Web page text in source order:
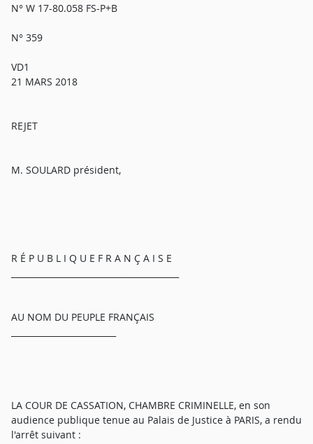
N° W 17-80.058 FS-P+B
N° 359
VD1
21 MARS 2018
REJET
M. SOULARD président,
R É P U B L I Q U E F R A N Ç A I S E
AU NOM DU PEUPLE FRANÇAIS
LA COUR DE CASSATION, CHAMBRE CRIMINELLE, en son
audience publique tenue au Palais de Justice à PARIS, a rendu
l'arrêt suivant :